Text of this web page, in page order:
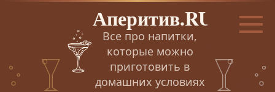
Перейти
Аперитив.RU
Все про напитки,
которые можно
приготовить в
домашних условиях